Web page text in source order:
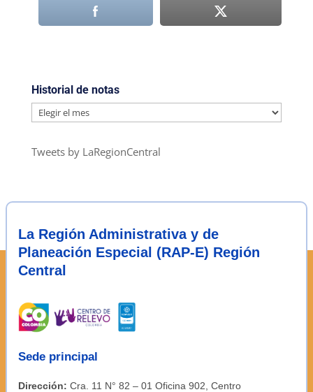
Historial de notas
Historial
notas
Tweets by LaRegionCentral
La Región Administrativa y de
Planeación Especial (RAP-E) Región
Central
Sede principal
Dirección: Cra. 11 N° 82 – 01 Oficina 902, Centro